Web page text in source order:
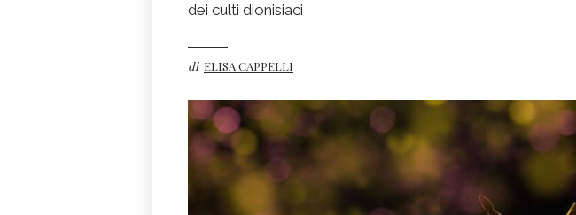
dei culti dionisiaci
di ELISA CAPPELLI